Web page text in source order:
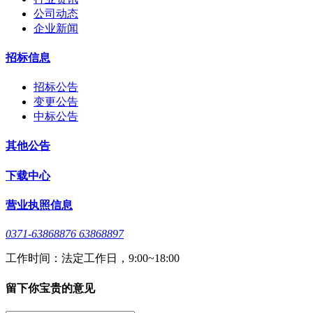
公司动态
企业新闻
招标信息
招标公告
变更公告
中标公告
其他公告
下载中心
营业执照信息
0371-63868876 63868897
工作时间：法定工作日，9:00~18:00
留下你宝贵的意见